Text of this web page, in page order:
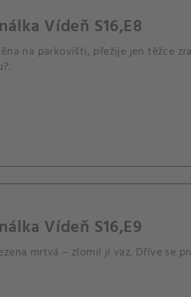
Vídeň S16,E8
na parkovišti, přežije jen těžce
Vídeň S16,E9
mrtvá – zlomil jí vaz. Dříve se